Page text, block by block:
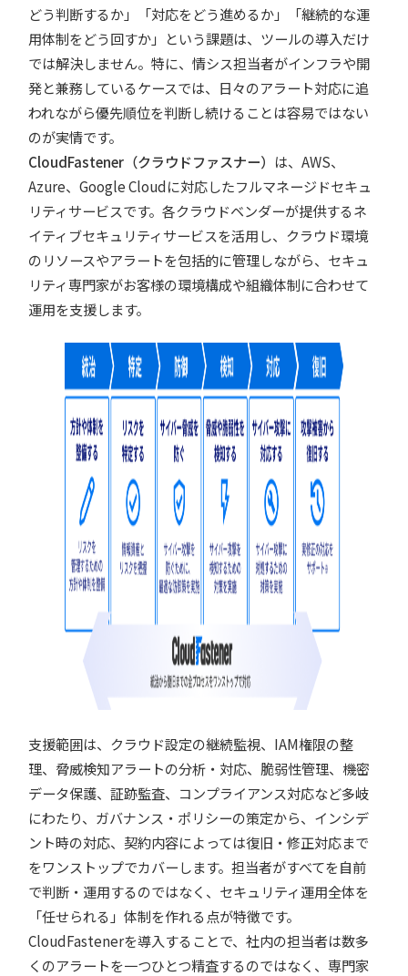
どう判断するか」「対応をどう進めるか」「継続的な運
用体制をどう回すか」という課題は、ツールの導入だけ
では解決しません。特に、情シス担当者がインフラや開
発と兼務しているケースでは、日々のアラート対応に追
われながら優先順位を判断し続けることは容易ではない
のが実情です。
CloudFastener（クラウドファスナー） は、AWS、
Azure、Google Cloudに対応したフルマネージドセキュ
リティサービスです。各クラウドベンダーが提供するネ
イティブセキュリティサービスを活用し、クラウド環境
のリソースやアラートを包括的に管理しながら、セキュ
リティ専門家がお客様の環境構成や組織体制に合わせて
運用を支援します。
支援範囲は、クラウド設定の継続監視、IAM権限の整
理、脅威検知アラートの分析・対応、脆弱性管理、機密
データ保護、証跡監査、コンプライアンス対応など多岐
にわたり、ガバナンス・ポリシーの策定から、インシデ
ント時の対応、契約内容によっては復旧・修正対応まで
をワンストップでカバーします。担当者がすべてを自前
で判断・運用するのではなく、セキュリティ運用全体を
「任せられる」体制を作れる点が特徴です。
CloudFastenerを導入することで、社内の担当者は数多
くのアラートを一つひとつ精査するのではなく、専門家